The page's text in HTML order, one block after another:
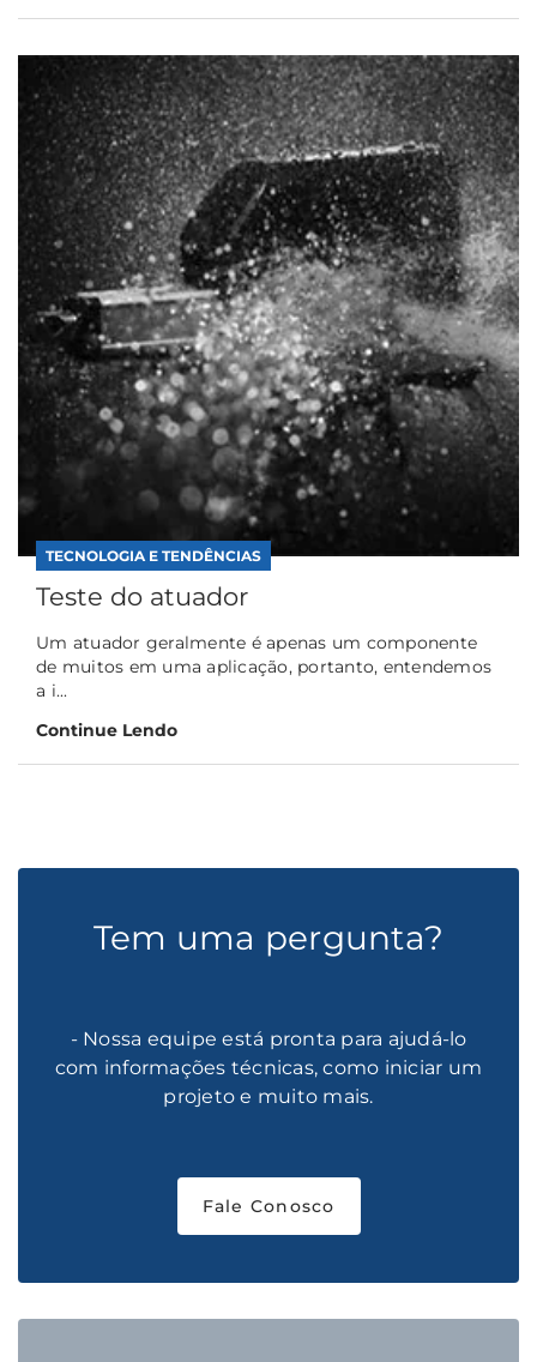
TECNOLOGIA E TENDÊNCIAS
Teste do atuador
Um atuador geralmente é apenas um componente
de muitos em uma aplicação, portanto, entendemos
a i...
Continue Lendo
Tem uma pergunta?
- Nossa equipe está pronta para ajudá-lo
com informações técnicas, como iniciar um
projeto e muito mais.
Fale Conosco